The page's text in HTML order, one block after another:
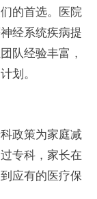
的首选。医院
经系统疾病提
队经验丰富，
划。
政策为家庭减
专科，家长在
应有的医疗保